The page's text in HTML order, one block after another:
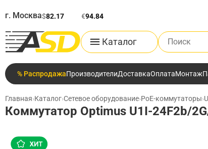
г. Москва$82.17 €94.84
Каталог
Поиск по
% РаспродажаПроизводителиДоставкаОплатаМонтаж
Главная›Каталог›Сетевое оборудование›PoE-коммутаторы›
Коммутатор Optimus U1I-24F2b/